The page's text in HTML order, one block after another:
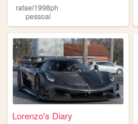
rafael1998ph
pessoal
Lorenzo's Diary